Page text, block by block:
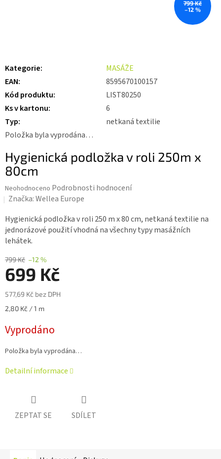
799 Kč
–12 %
Kategorie:
MASÁŽE
EAN:
8595670100157
Kód produktu:
LIST80250
Ks v kartonu:
6
Typ:
netkaná textilie
Položka byla vyprodána…
Hygienická podložka v roli 250m x
80cm
Průměrné
hodnocení
je
0,0
z 5
hvězdiček.
Neohodnoceno Podrobnosti hodnocení
Značka:Wellea Europe
Hygienická podložka v roli 250 m x 80 cm, netkaná textilie na
jednorázové použití vhodná na všechny typy masážních
lehátek.
799 Kč –12 %
699 Kč
577,69 Kč bez DPH
Měrná
2,80 Kč / 1 m
Vyprodáno
Položka byla vyprodána…
Detailní informace
ZEPTAT SE SDÍLET